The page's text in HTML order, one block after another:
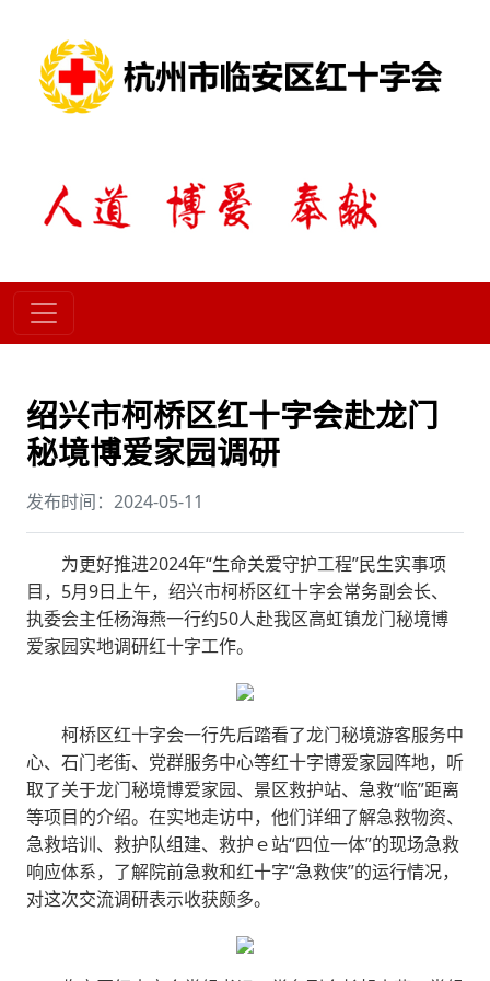
绍兴市柯桥区红十字会赴龙门
秘境博爱家园调研
发布时间：2024-05-11
为更好推进2024年“生命关爱守护工程”民生实事项
目，5月9日上午，绍兴市柯桥区红十字会常务副会长、
执委会主任杨海燕一行约50人赴我区高虹镇龙门秘境博
爱家园实地调研红十字工作。
柯桥区红十字会一行先后踏看了龙门秘境游客服务中
心、石门老街、党群服务中心等红十字博爱家园阵地，听
取了关于龙门秘境博爱家园、景区救护站、急救“临”距离
等项目的介绍。在实地走访中，他们详细了解急救物资、
急救培训、救护队组建、救护ｅ站“四位一体”的现场急救
响应体系，了解院前急救和红十字“急救侠”的运行情况，
对这次交流调研表示收获颇多。